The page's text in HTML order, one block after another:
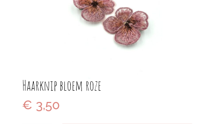
Haarknip bloem roze
€ 3,50